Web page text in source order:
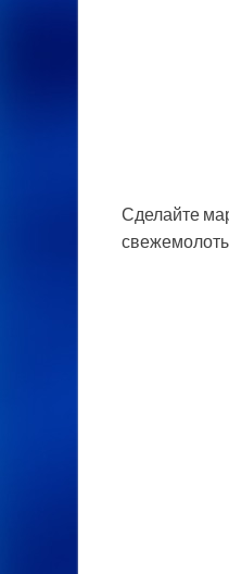
Сделайте